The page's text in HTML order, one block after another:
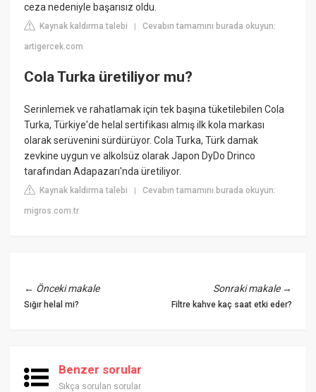
ceza nedeniyle başarısız oldu.
Kaynak kaldırma talebi |Cevabın tamamını burada okuyun:
artigercek.com
Cola Turka üretiliyor mu?
Serinlemek ve rahatlamak için tek başına tüketilebilen Cola
Turka, Türkiye'de helal sertifikası almış ilk kola markası
olarak serüvenini sürdürüyor. Cola Turka, Türk damak
zevkine uygun ve alkolsüz olarak Japon DyDo Drinco
tarafından Adapazarı'nda üretiliyor.
Kaynak kaldırma talebi |Cevabın tamamını burada okuyun:
migros.com.tr
← Önceki makale
Sığır helal mi?
Sonraki makale→
Filtre kahve kaç saat etki eder?
Benzer sorular
Sıkça sorulan sorular